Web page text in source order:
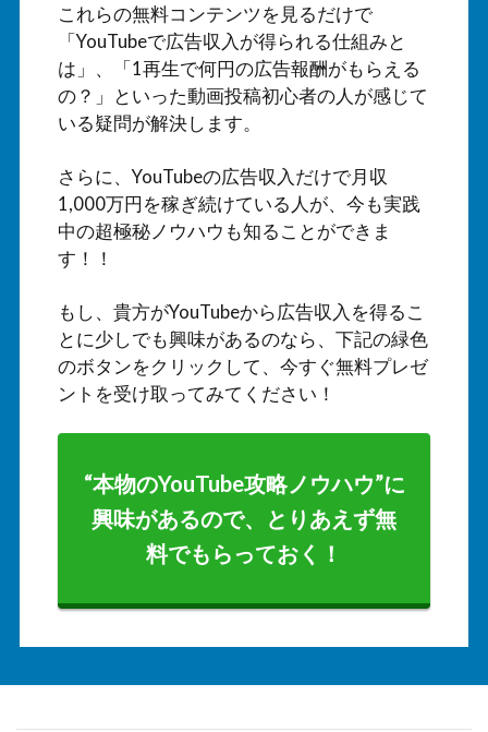
これらの無料コンテンツを見るだけで
「YouTubeで広告収入が得られる仕組みと
は」、「1再生で何円の広告報酬がもらえる
の？」といった動画投稿初心者の人が感じて
いる疑問が解決します。
さらに、YouTubeの広告収入だけで月収
1,000万円を稼ぎ続けている人が、今も実践
中の超極秘ノウハウも知ることができま
す！！
もし、貴方がYouTubeから広告収入を得るこ
とに少しでも興味があるのなら、下記の緑色
のボタンをクリックして、今すぐ無料プレゼ
ントを受け取ってみてください！
“本物のYouTube攻略ノウハウ”に
興味があるので、とりあえず無
料でもらっておく！